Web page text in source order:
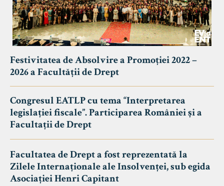
Festivitatea de Absolvire a Promoției 2022 –
2026 a Facultății de Drept
Congresul EATLP cu tema “Interpretarea
legislației fiscale”. Participarea României și a
Facultații de Drept
Facultatea de Drept a fost reprezentată la
Zilele Internaționale ale Insolvenței, sub egida
Asociației Henri Capitant